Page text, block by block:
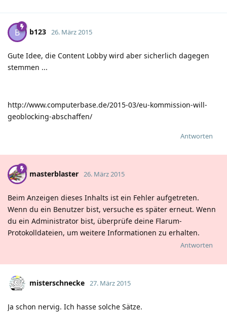
B b123 26. März 2015
Gute Idee, die Content Lobby wird aber sicherlich dagegen
stemmen ...
http://www.computerbase.de/2015-03/eu-kommission-will-
geoblocking-abschaffen/
Antworten
masterblaster 26. März 2015
Beim Anzeigen dieses Inhalts ist ein Fehler aufgetreten.
Wenn du ein Benutzer bist, versuche es später erneut. Wenn
du ein Administrator bist, überprüfe deine Flarum-
Protokolldateien, um weitere Informationen zu erhalten.
Antworten
misterschnecke 27. März 2015
Ja schon nervig. Ich hasse solche Sätze.